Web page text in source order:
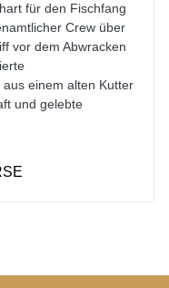
für den Fischfang
Crew über
vor dem Abwracken
einem alten Kutter
und gelebte